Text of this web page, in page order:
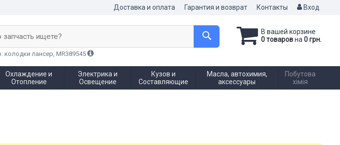
Доставка и оплата Гарантия и возврат Контакты Вход
В вашей корзине
0 товаровна 0 грн.
запчасть ищете?
колодки лансер, MR389545
Охлаждение и
Отопление
Электрика и
Освещение
Кузов и
Составляющие
Масла, автохимия,
аксессуары
Побутова
хімія